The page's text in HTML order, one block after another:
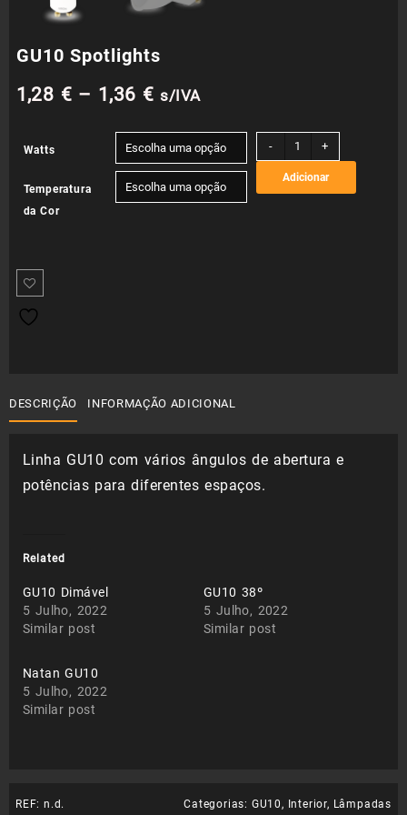
GU10 Spotlights
1,28 € – 1,36 €Price
range:
1,28 €
through
s/IVA
Watts
Temperatura
da Cor
-
Quantidade
de
GU10
Spotlights
+
Adicionar
DESCRIÇÃO INFORMAÇÃO ADICIONAL
Linha GU10 com vários ângulos de abertura e
potências para diferentes espaços.
Related
GU10 Dimável
5 Julho, 2022
Similar post
GU10 38º
5 Julho, 2022
Similar post
Natan GU10
5 Julho, 2022
Similar post
REF: n.d. Categorias: GU10, Interior, Lâmpadas